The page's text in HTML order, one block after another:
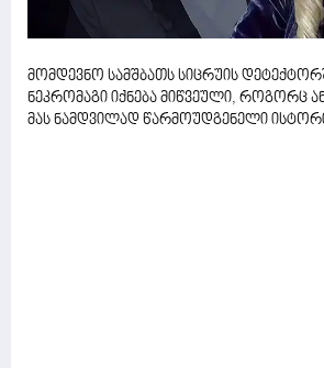
მომდევნო სამშბათს სიცრუის
ნეკრომაგი იქნება მიწვეული, როგორც
მას ნამდვილად წარმოუდგენელი